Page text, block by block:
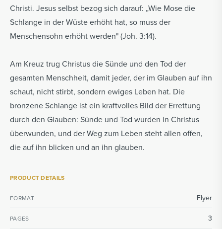
Christi. Jesus selbst bezog sich darauf: „Wie Mose die
Schlange in der Wüste erhöht hat, so muss der
Menschensohn erhöht werden" (Joh. 3:14).
Am Kreuz trug Christus die Sünde und den Tod der
gesamten Menschheit, damit jeder, der im Glauben auf ihn
schaut, nicht stirbt, sondern ewiges Leben hat. Die
bronzene Schlange ist ein kraftvolles Bild der Errettung
durch den Glauben: Sünde und Tod wurden in Christus
überwunden, und der Weg zum Leben steht allen offen,
die auf ihn blicken und an ihn glauben.
PRODUCT DETAILS
FORMAT Flyer
PAGES 3